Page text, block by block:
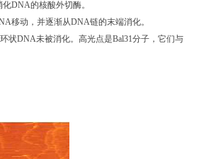
DNA的核酸外切酶。
移动，并逐渐从DNA链的末端消化。
状DNA未被消化。高光点是Bal31分子，它们与